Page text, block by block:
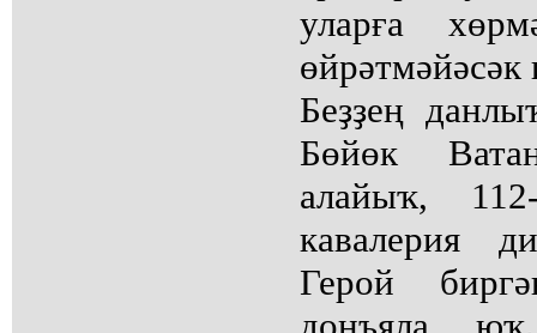
уларға
өйрәтмәйәсәк
Беҙҙең
Бөйөк
алайыҡ,
кавалерия
Герой